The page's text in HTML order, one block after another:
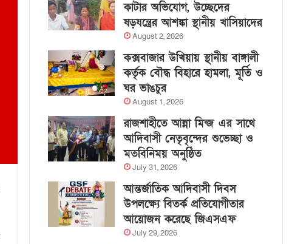
কাটার অভিযোগ, উচ্ছেদের
ষড়যন্ত্রের আশঙ্কা স্থানীয় খাসিয়াদের
August 2, 2026
কক্সবাজার উখিয়ায় স্থানীয় বাঙ্গালী
কর্তৃক বৌদ্ধ বিহারে হামলা, মূর্তি ও
ঘর ভাঙচুর
August 1, 2026
রাজশাহীতে আন্না মিন্জ এর সাথে
আদিবাসী নেতৃবৃন্দের শুভেচ্ছা ও
মতবিনিময় অনুষ্ঠিত
July 31, 2026
আন্তর্জাতিক আদিবাসী দিবস
উপলক্ষ্যে বিতর্ক প্রতিযোগীতার
আয়োজন করেছে জিএসএফ
July 29, 2026